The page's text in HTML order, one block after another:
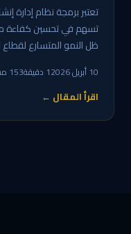
تعتبر برمجة نظام إدارة
تسهم في تحسين كفاءة
ظل النمو المتسارع لقطاع
10 أبريل 2026 1 دقيقة 153 مشاهدة
اقرأ المقال ←